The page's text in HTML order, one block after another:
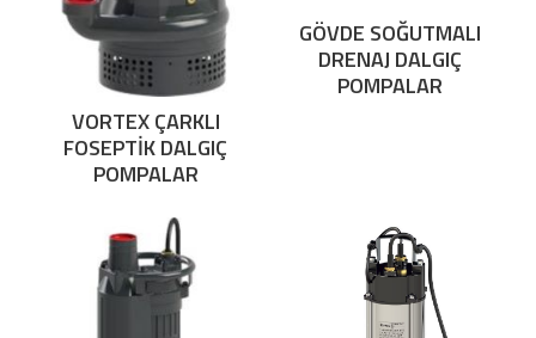
VORTEX ÇARKLI
FOSEPTİK DALGIÇ
POMPALAR
GÖVDE SOĞUTMALI
DRENAJ DALGIÇ
POMPALAR